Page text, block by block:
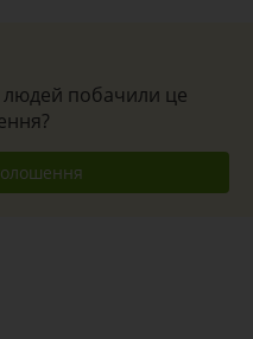
побачили це